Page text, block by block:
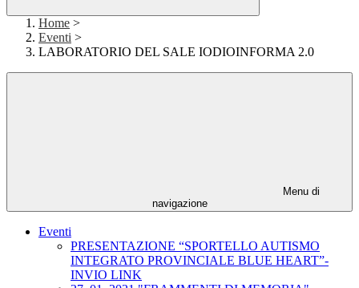
Home >
Eventi >
LABORATORIO DEL SALE IODIOINFORMA 2.0
Menu di
navigazione
Eventi
PRESENTAZIONE “SPORTELLO AUTISMO
INTEGRATO PROVINCIALE BLUE HEART”-
INVIO LINK